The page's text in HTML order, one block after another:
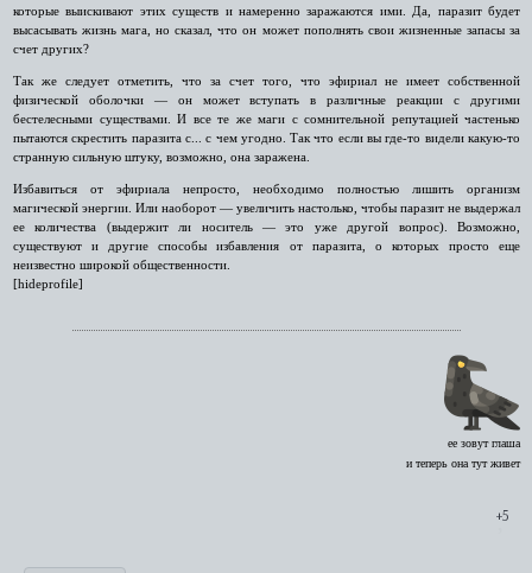
которые выискивают этих существ и намеренно заражаются ими. Да, паразит будет
высасывать жизнь мага, но сказал, что он может пополнять свои жизненные запасы за
счет других?
Так же следует отметить, что за счет того, что эфириал не имеет собственной
физической оболочки — он может вступать в различные реакции с другими
бестелесными существами. И все те же маги с сомнительной репутацией частенько
пытаются скрестить паразита с... с чем угодно. Так что если вы где-то видели какую-то
странную сильную штуку, возможно, она заражена.
Избавиться от эфириала непросто, необходимо полностью лишить организм
магической энергии. Или наоборот — увеличить настолько, чтобы паразит не выдержал
ее количества (выдержит ли носитель — это уже другой вопрос). Возможно,
существуют и другие способы избавления от паразита, о которых просто еще
неизвестно широкой общественности.
[hideprofile]
ее зовут глаша
и теперь она тут живет
+5